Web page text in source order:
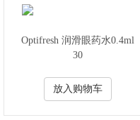
Optifresh 润滑眼药水0.4ml
30
放入购物车